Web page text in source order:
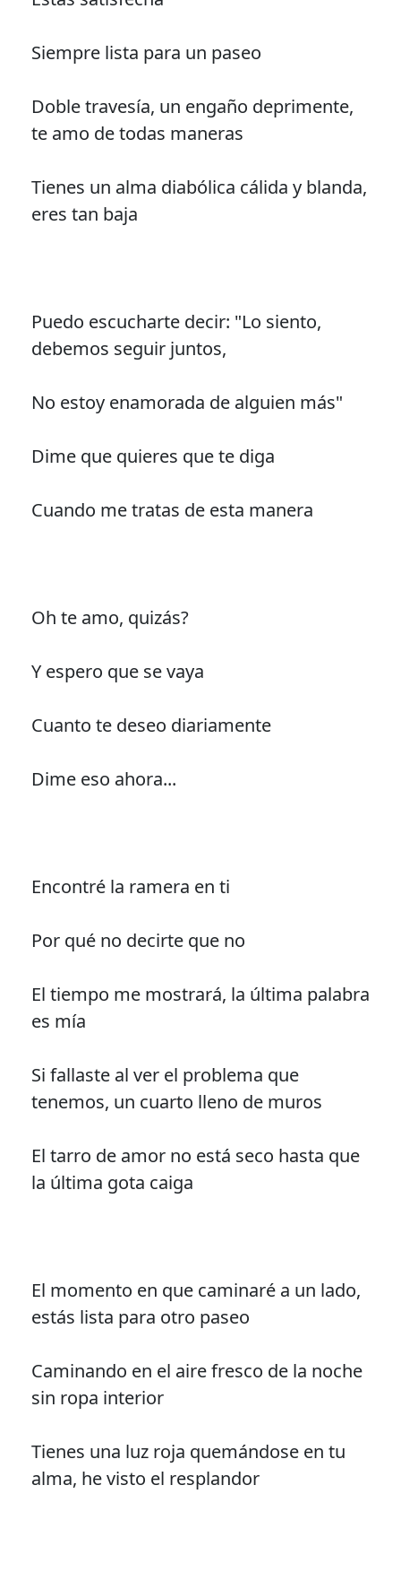
Siempre lista para un paseo
Doble travesía, un engaño deprimente,
te amo de todas maneras
Tienes un alma diabólica cálida y blanda,
eres tan baja
Puedo escucharte decir: "Lo siento,
debemos seguir juntos,
No estoy enamorada de alguien más"
Dime que quieres que te diga
Cuando me tratas de esta manera
Oh te amo, quizás?
Y espero que se vaya
Cuanto te deseo diariamente
Dime eso ahora...
Encontré la ramera en ti
Por qué no decirte que no
El tiempo me mostrará, la última palabra
es mía
Si fallaste al ver el problema que
tenemos, un cuarto lleno de muros
El tarro de amor no está seco hasta que
la última gota caiga
El momento en que caminaré a un lado,
estás lista para otro paseo
Caminando en el aire fresco de la noche
sin ropa interior
Tienes una luz roja quemándose en tu
alma, he visto el resplandor